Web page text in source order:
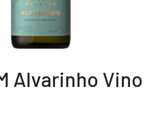
Alvarinho Vino